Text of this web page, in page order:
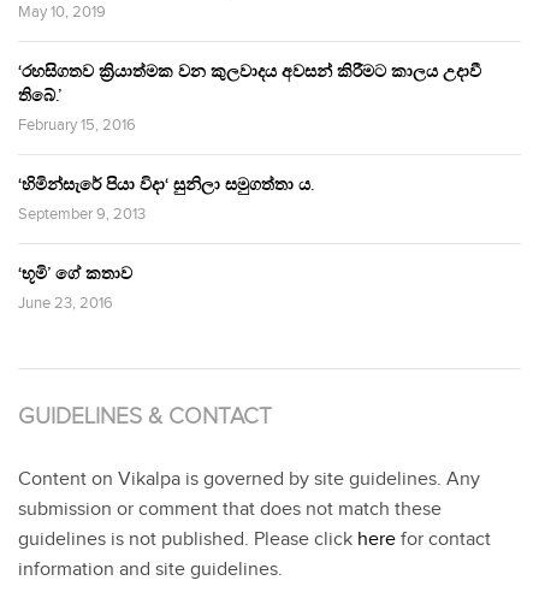
May 10, 2019
‘රහසිගතව ක්‍රියාත්මක වන කුලවාදය අවසන් කිරීමට කාලය උදාවී
තිබේ.’
February 15, 2016
‘හිමින්සැරේ පියා විදා‘ සුනිලා සමුගත්තා ය.
September 9, 2013
‘භූමි’ ගේ කතාව
June 23, 2016
GUIDELINES & CONTACT
Content on Vikalpa is governed by site guidelines. Any
submission or comment that does not match these
guidelines is not published. Please click here for contact
information and site guidelines.